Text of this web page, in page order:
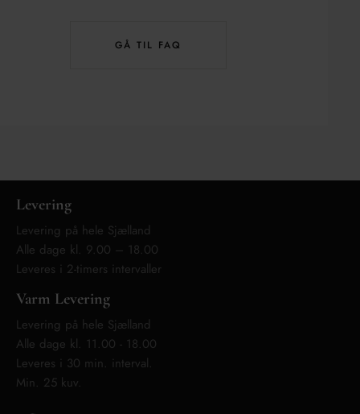
GÅ TIL FAQ
Levering
Levering på hele Sjælland
Alle dage kl. 9.00 – 18.00
Leveres i 2-timers intervaller
Varm Levering
Levering på hele Sjælland
Alle dage kl. 11.00 - 18.00
Leveres i 30 min. interval.
Min. 25 kuv.